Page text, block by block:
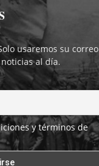
usaremos su correo
al día.
y términos de